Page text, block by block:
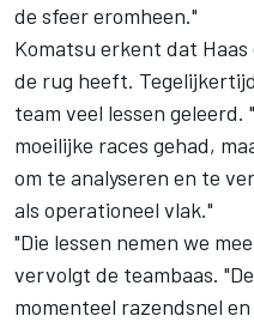
de sfeer eromheen."
Komatsu erkent dat
de rug heeft.
team veel lessen geleerd.
moeilijke races gehad,
om te analyseren en te
als operationeel vlak."
"Die lessen nemen we
vervolgt de teambaas.
momenteel razendsnel